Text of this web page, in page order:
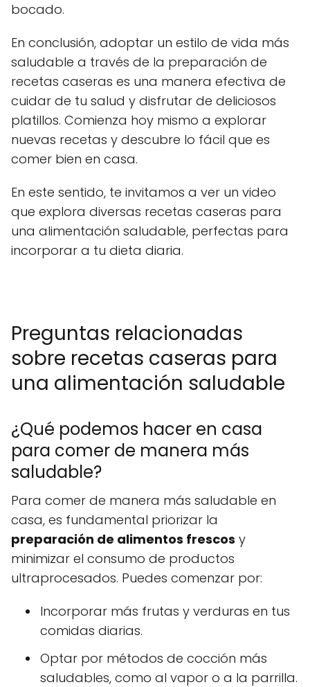
bocado.
En conclusión, adoptar un estilo de vida más
saludable a través de la preparación de
recetas caseras es una manera efectiva de
cuidar de tu salud y disfrutar de deliciosos
platillos. Comienza hoy mismo a explorar
nuevas recetas y descubre lo fácil que es
comer bien en casa.
En este sentido, te invitamos a ver un video
que explora diversas recetas caseras para
una alimentación saludable, perfectas para
incorporar a tu dieta diaria.
Preguntas relacionadas
sobre recetas caseras para
una alimentación saludable
¿Qué podemos hacer en casa
para comer de manera más
saludable?
Para comer de manera más saludable en
casa, es fundamental priorizar la
preparación de alimentos frescos y
minimizar el consumo de productos
ultraprocesados. Puedes comenzar por:
Incorporar más frutas y verduras en tus
comidas diarias.
Optar por métodos de cocción más
saludables, como al vapor o a la parrilla.